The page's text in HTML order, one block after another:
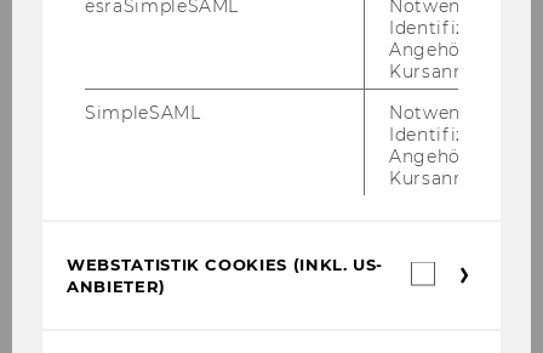
Informatics
Russisch
esraSimpleSAML
Notwendig zur
Identifizierung
Angehörige/r für
Kursanmeldung.
SimpleSAML
Notwendig zur
Identifizierung
Angehörige/r für
Kursanmeldung.
WEBSTATISTIK COOKIES (INKL. US-
ANBIETER)